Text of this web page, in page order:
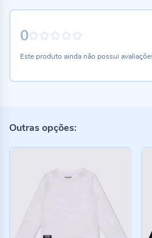
0
Este produto ainda não possui
Outras opções: